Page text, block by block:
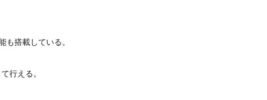
も搭載している。
行える。